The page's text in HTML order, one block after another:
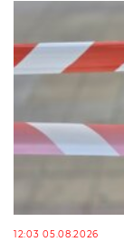
12:03 05.08.2026